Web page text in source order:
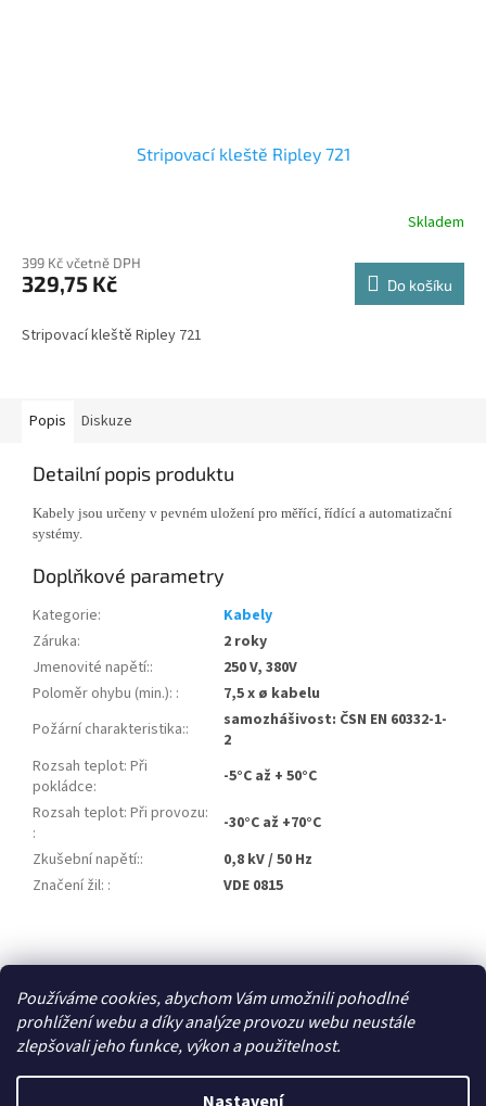
Používáme cookies, abychom Vám umožnili pohodlné
prohlížení webu a díky analýze provozu webu neustále
zlepšovali jeho funkce, výkon a použitelnost.
Stripovací kleště Ripley 721
Skladem
399 Kč včetně DPH
329,75 Kč Do košíku
Stripovací kleště Ripley 721
Popis Diskuze
Detailní popis produktu
Kabely jsou určeny v pevném uložení pro měřící, řídící a automatizační
systémy.
Doplňkové parametry
Kategorie:
Kabely
Záruka:
2 roky
Jmenovité napětí::
250 V, 380V
Poloměr ohybu (min.): :
7,5 x ø kabelu
Požární charakteristika::
samozhášivost: ČSN EN 60332-1-
2
Rozsah teplot: Při
pokládce:
-5°C až + 50°C
Rozsah teplot: Při provozu:
:
-30°C až +70°C
Zkušební napětí::
0,8 kV / 50 Hz
Značení žil: : VDE 0815
á